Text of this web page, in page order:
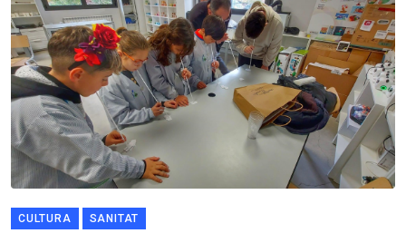
CULTURA SANITAT